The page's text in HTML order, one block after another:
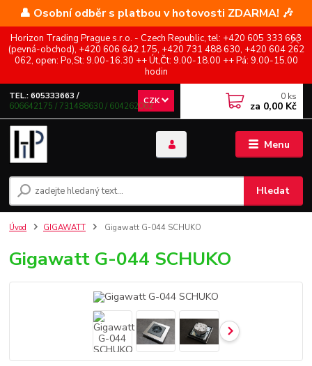
👤 Osobní odběr s platbou v hotovosti ZDARMA! 🎶
Horizon Trading Prague s.r.o. - Czech Republic, tel: +420 605 333 663
(pevná-obchod), +420 606 642 175, +420 731 488 630, +420 604 262
062, open: Po,St: 9.00-16.30 ++ Út,Čt: 9.00-18.00 ++ Pá: 9.00-15.00
hodin
Menu
CZK
Hledat
TEL.: 605333663 /
606642175 / 731488630 / 604262062
0 ks
za 0,00 Kč
Úvod GIGAWATT Gigawatt G-044 SCHUKO
Gigawatt G-044 SCHUKO